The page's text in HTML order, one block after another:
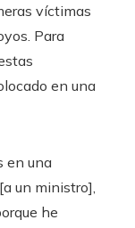
víctimas
Para
en una
en una
un ministro],
he